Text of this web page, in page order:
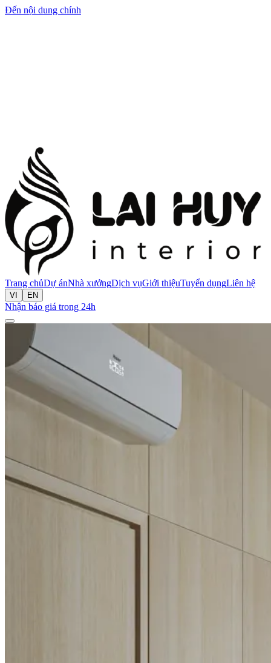
Đến nội dung chính
Trang chủDự ánNhà xưởngDịch vụGiới thiệuTuyển dụngLiên hệ
VI EN
Nhận báo giá trong 24h